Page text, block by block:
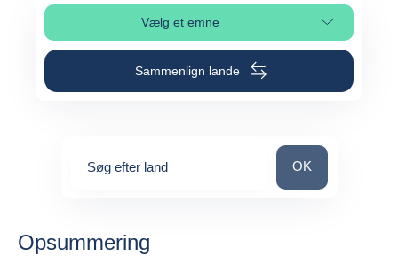
Vælg et emneVælg sideafsnit
Sammenlign lande
Søg efter land Søg efter land
OK
Opsummering